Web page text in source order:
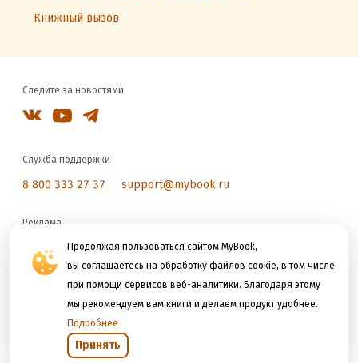
Продолжая пользоваться сайтом MyBook,
вы соглашаетесь на обработку файлов cookie, в том числе
при помощи сервисов веб-аналитики. Благодаря этому
мы рекомендуем вам книги и делаем продукт удобнее.
Подробнее
Принять
Книжный вызов
Следите за новостями
Служба поддержки
8 800 333 27 37 support@mybook.ru
Реклама
reklama@litres.ru
Мы принимаем к оплате
Открыть в приложении